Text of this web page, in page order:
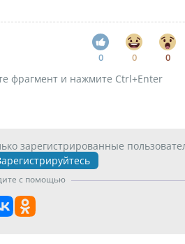
0 0 0
фрагмент и нажмите Ctrl+Enter
зарегистрированные
с помощью